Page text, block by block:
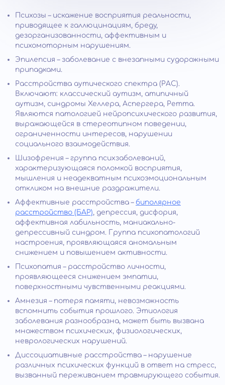
Психозы – искажение восприятия реальности,
приводящее к галлюцинациям, бреду,
дезорганизованности, аффективным и
психомоторным нарушениям.
Эпилепсия – заболевание с внезапными судорожными
припадками.
Расстройства аутического спектра (РАС).
Включают: классический аутизм, атипичный
аутизм, синдромы Хеллера, Аспергера, Ретта.
Являются патологией нейропсихического развития,
выражающейся в стереотипном поведении,
ограниченности интересов, нарушении
социального взаимодействия.
Шизофрения – группа психзаболеваний,
характеризующаяся поломкой восприятия,
мышления и неадекватным психоэмоциональным
откликом на внешние раздражители.
Аффективные расстройства – биполярное
расстройство (БАР), депрессия, дисфория,
аффективная лабильность, маниакально-
депрессивный синдром. Группа психопатологий
настроения, проявляющаяся аномальным
снижением и повышением активности.
Психопатия – расстройство личности,
проявляющееся снижением эмпатии,
поверхностными чувственными реакциями.
Амнезия – потеря памяти, невозможность
вспомнить события прошлого. Этиология
заболевания разнообразна, может быть вызвана
множеством психических, физиологических,
неврологических нарушений.
Диссоциативные расстройства – нарушение
различных психических функций в ответ на стресс,
вызванный переживанием травмирующего события.